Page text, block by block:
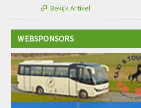
 Bekijk Artikel
WEBSPONSORS